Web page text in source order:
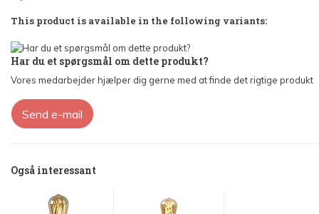
This product is available in the following variants:
Har du et spørgsmål om dette produkt?
Vores medarbejder hjælper dig gerne med at finde det rigtige produkt
Send e-mail
Også interessant